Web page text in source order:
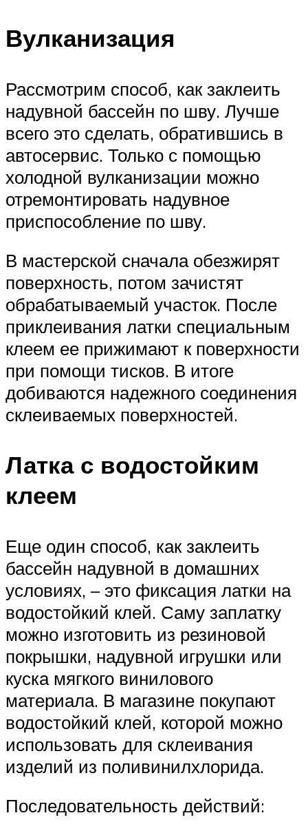
Вулканизация
Рассмотрим способ, как заклеить
надувной бассейн по шву. Лучше
всего это сделать, обратившись в
автосервис. Только с помощью
холодной вулканизации можно
отремонтировать надувное
приспособление по шву.
В мастерской сначала обезжирят
поверхность, потом зачистят
обрабатываемый участок. После
приклеивания латки специальным
клеем ее прижимают к поверхности
при помощи тисков. В итоге
добиваются надежного соединения
склеиваемых поверхностей.
Латка с водостойким
клеем
Еще один способ, как заклеить
бассейн надувной в домашних
условиях, – это фиксация латки на
водостойкий клей. Саму заплатку
можно изготовить из резиновой
покрышки, надувной игрушки или
куска мягкого винилового
материала. В магазине покупают
водостойкий клей, которой можно
использовать для склеивания
изделий из поливинилхлорида.
Последовательность действий: